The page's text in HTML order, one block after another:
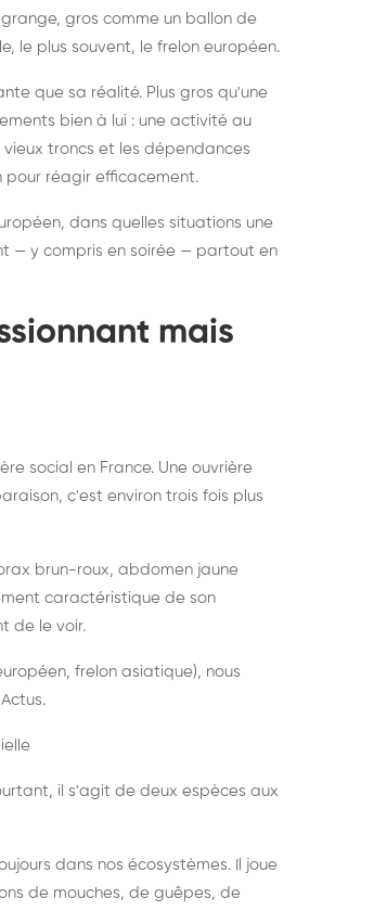
et
en France
gros comme un ballon de
le plus souvent, le frelon européen.
que sa réalité. Plus gros qu'une
bien à lui : une activité au
vieux troncs et les dépendances
pour réagir efficacement.
dans quelles situations une
— y compris en soirée — partout en
mais
social en France. Une ouvrière
c'est environ trois fois plus
brun-roux, abdomen jaune
caractéristique de son
de le voir.
frelon asiatique), nous
il s'agit de deux espèces aux
dans nos écosystèmes. Il joue
de mouches, de guêpes, de